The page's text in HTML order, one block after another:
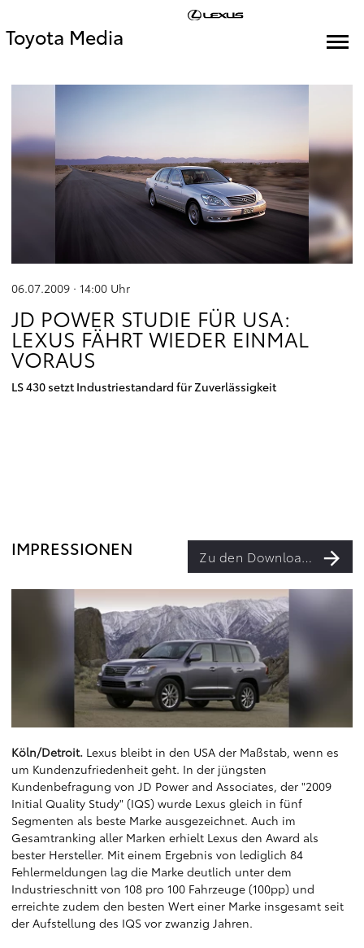
Toyota Media
06.07.2009 · 14:00 Uhr
JD POWER STUDIE FÜR USA:
LEXUS FÄHRT WIEDER EINMAL
VORAUS
LS 430 setzt Industriestandard für Zuverlässigkeit
IMPRESSIONEN Zu den Downloads
Köln/Detroit. Lexus bleibt in den USA der Maßstab, wenn es
um Kundenzufriedenheit geht. In der jüngsten
Kundenbefragung von JD Power and Associates, der "2009
Initial Quality Study" (IQS) wurde Lexus gleich in fünf
Segmenten als beste Marke ausgezeichnet. Auch im
Gesamtranking aller Marken erhielt Lexus den Award als
bester Hersteller. Mit einem Ergebnis von lediglich 84
Fehlermeldungen lag die Marke deutlich unter dem
Industrieschnitt von 108 pro 100 Fahrzeuge (100pp) und
erreichte zudem den besten Wert einer Marke insgesamt seit
der Aufstellung des IQS vor zwanzig Jahren.